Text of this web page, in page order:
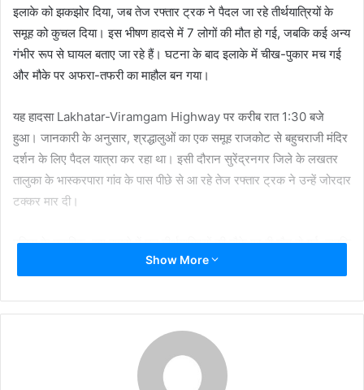
इलाके को झकझोर दिया, जब तेज रफ्तार ट्रक ने पैदल जा रहे तीर्थयात्रियों के
समूह को कुचल दिया। इस भीषण हादसे में 7 लोगों की मौत हो गई, जबकि कई अन्य
गंभीर रूप से घायल बताए जा रहे हैं। घटना के बाद इलाके में चीख-पुकार मच गई
और मौके पर अफरा-तफरी का माहौल बन गया।
यह हादसा Lakhatar-Viramgam Highway पर करीब रात 1:30 बजे
हुआ। जानकारी के अनुसार, श्रद्धालुओं का एक समूह राजकोट से बहुचराजी मंदिर
दर्शन के लिए पैदल यात्रा कर रहा था। इसी दौरान सुरेंद्रनगर जिले के लखतर
तालुका के भास्करपारा गांव के पास पीछे से आ रहे तेज रफ्तार ट्रक ने उन्हें जोरदार
टक्कर मार दी।
पुलिस के मुताबिक, इस हादसे में छह तीर्थयात्रियों की मौके पर ही मौत हो गई, जबकि
सड़क किनारे खड़े एक डंपर चालक ने भी अपनी जान गंवा दी। मृतकों में चार
घायलों को तत्काल नजदीकी अस्पतालों में भर्ती कराया गया, जहां उनका इलाज
स्थानीय पुलिस अधिकारी ने बताया कि श्रद्धालु रात के समय पैदल यात्रा कर रहे थे
Show More